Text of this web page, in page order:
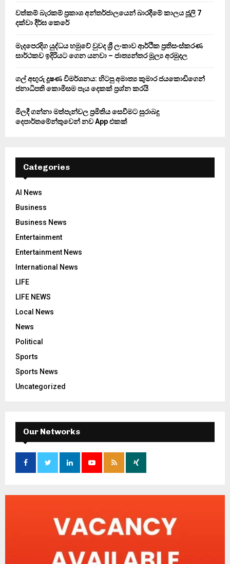
වත්කම් බැරකම් ප්‍රකාශ අන්තර්ජාලයෙන් බාරදීමේ කාලය ජූලි 7
දක්වා දීර්ඝ කෙරේ
මැදපෙරදිග යුද්ධය හමුවේ වුවද ශ්‍රී ලංකාව ආර්ථික ප්‍රතිසංස්කරණ
සාර්ථකව ඉදිරියට ගෙන යනවා – ජාත්‍යන්තර මූල්‍ය අරමුදල
ගල් අඟුරු දූෂණ විමර්ශනය: හිටපු අමාත්‍ය කුමාර ජයකොඩිගෙන්
ජනාධිපති කොමිසම පැය දෙකක් ප්‍රශ්න කරයි
මිලදී ගන්නා මත්පැන්වල ප්‍රමිතිය සෙවීමට සුරාබදු
දෙපාර්තමේන්තුවෙන් නව App එකක්
Categories
AI News
Business
Business News
Entertainment
Entertainment News
International News
LIFE
LIFE NEWS
Local News
News
Political
Sports
Sports News
Uncategorized
Our Networks